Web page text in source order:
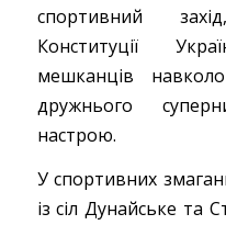
спортивний
Конституції
мешканців
дружнього
настрою.
У спортивних
із сіл Дунайське та